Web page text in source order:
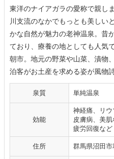
東洋のナイアガラの愛称で親し
川支流のなかでもっとも美しい
かな自然が魅力の老神温泉。昔
ており、療養の地としても人気
朝市。地元の野菜や山菜、漬物
泊客がお土産を求める姿が風物
泉質 単純温泉
効能
神経痛、リウ
皮膚病、美
疲労回復など
住所 群馬県沼田